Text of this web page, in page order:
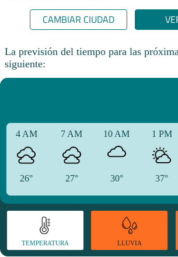
CAMBIAR CIUDAD
La previsión del tiempo para las
siguiente:
4 AM
26°
7 AM
27°
10 AM
30°
1 PM
37°
TEMPERATURA LLUVIA